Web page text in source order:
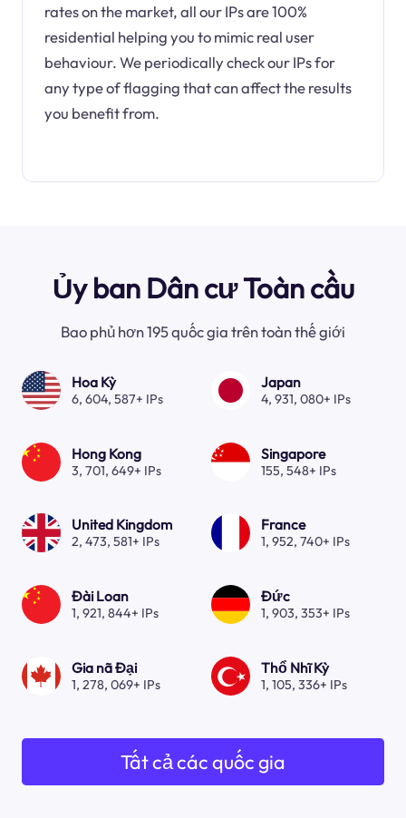
rates on the market, all our IPs are 100%
residential helping you to mimic real user
behaviour. We periodically check our IPs for
any type of flagging that can affect the results
you benefit from.
Ủy ban Dân cư Toàn cầu
Bao phủ hơn 195 quốc gia trên toàn thế giới
Hoa Kỳ
6, 604, 587+ IPs
Japan
4, 931, 080+ IPs
Hong Kong
3, 701, 649+ IPs
Singapore
155, 548+ IPs
United Kingdom
2, 473, 581+ IPs
France
1, 952, 740+ IPs
Đài Loan
1, 921, 844+ IPs
Đức
1, 903, 353+ IPs
Gia nã Đại
1, 278, 069+ IPs
Thổ Nhĩ Kỳ
1, 105, 336+ IPs
Tất cả các quốc gia